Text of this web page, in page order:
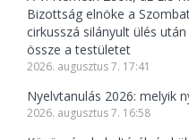
Bizottság elnöke a
cirkusszá silányult ülés
össze a testületet
2026. augusztus 7. 17:41
Nyelvtanulás 2026: melyik
2026. augusztus 7. 16:58